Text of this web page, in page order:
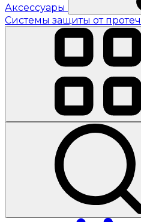
Аксессуары
Системы защиты от